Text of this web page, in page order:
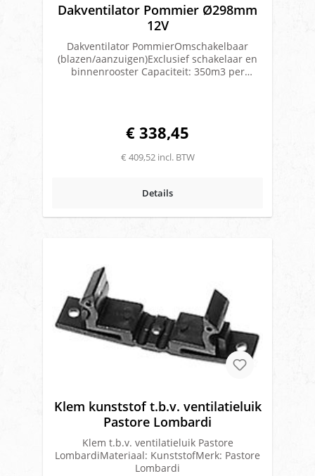
Dakventilator Pommier Ø298mm
12V
Dakventilator PommierOmschakelbaar
(blazen/aanzuigen)Exclusief schakelaar en
binnenrooster Capaciteit: 350m3 per
€ 338,45
€ 409,52 incl. BTW
Details
Klem kunststof t.b.v. ventilatieluik
Pastore Lombardi
Klem t.b.v. ventilatieluik Pastore
LombardiMateriaal: KunststofMerk: Pastore
Lombardi